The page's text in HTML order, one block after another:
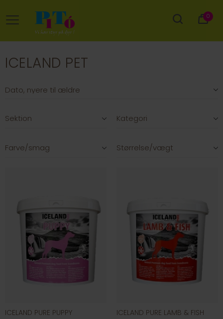
0
ICELAND PET
Sektion Kategori
Farve/smag Størrelse/vægt
ICELAND PURE PUPPY
ICELAND PURE LAMB & FISH